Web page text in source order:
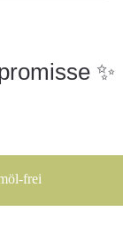
✨
frei